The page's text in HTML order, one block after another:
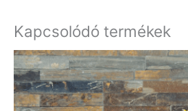
Kapcsolódó termékek